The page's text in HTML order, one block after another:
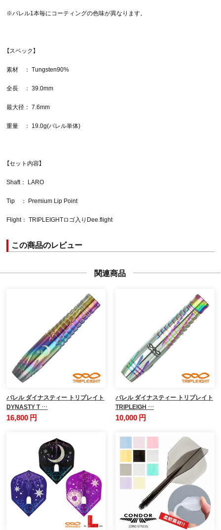
※バレル1本毎にコーティングの色味が異なります。
【スペック】
素材 ： Tungsten90%
全長 ： 39.0mm
最大径： 7.6mm
重量 ： 19.0g(バレル単体)
【セット内容】
Shaft： LARO
Tip ： Premium Lip Point
Flight： TRIPLEIGHTロゴ入りDee.flight
この商品のレビュー
関連商品
バレル ダイナスティー トリプレイト
DYNASTY T …
16,800 円
バレル ダイナスティー トリプレイト
TRIPLEIGH …
10,000 円